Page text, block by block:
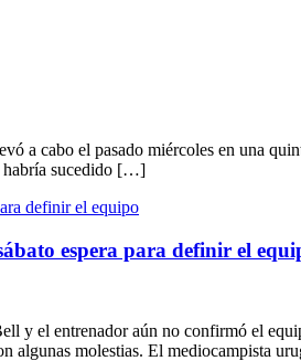
a cabo el pasado miércoles en una
habría sucedido […]
espera para definir el
y el entrenador aún no confirmó el
algunas molestias. El mediocampista